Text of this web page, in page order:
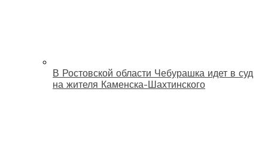
В Ростовской области Чебурашка идет в суд
на жителя Каменска-Шахтинского